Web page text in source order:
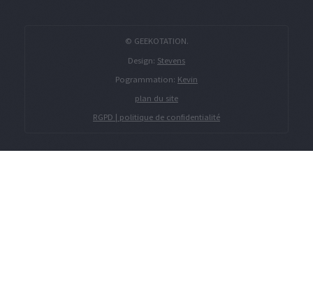
© GEEKOTATION.
Design: Stevens
Pogrammation: Kevin
plan du site
RGPD | politique de confidentialité